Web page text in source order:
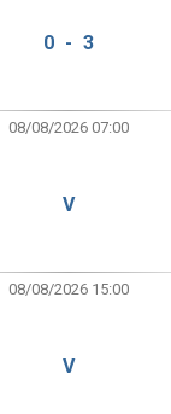
0 - 3
08/08/2026 07:00
V
08/08/2026 15:00
V